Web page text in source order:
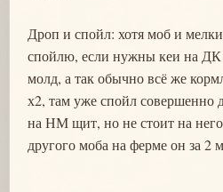
Дроп и спойл: хотя моб и
спойлю, если нужны кеи на ДК
молд, а так обычно всё же
х2, там уже спойл совершенно
на НМ щит, но не стоит на
другого моба на ферме он за 2